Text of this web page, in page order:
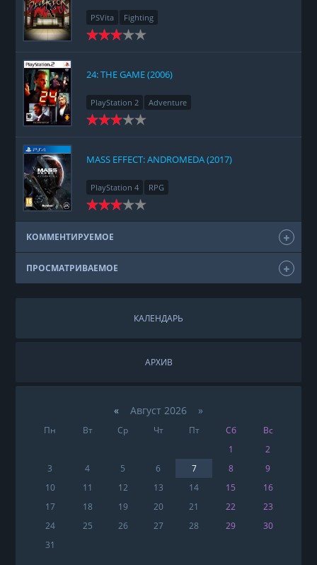
PSVita Fighting
24: THE GAME (2006)
PlayStation 2 Adventure
MASS EFFECT: ANDROMEDA (2017)
PlayStation 4 RPG
КОММЕНТИРУЕМОЕ
ПРОСМАТРИВАЕМОЕ
КАЛЕНДАРЬ
АРХИВ
«Август 2026 »
Пн Вт Ср Чт Пт Сб
Вс
1
2
3
4 5 6 7 8
9
10
11 12 13 14 15
16
17
18 19 20 21 22
23
24
25 26 27 28 29
30
31